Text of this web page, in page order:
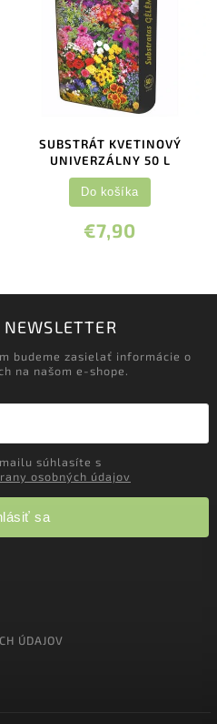
SUBSTRÁT KVETINOVÝ
UNIVERZÁLNY 50 L
€7,90
Do košíka
NEWSLETTER
budeme zasielať informácie o
na našom e-shope.
osobných údajov
sa
ÚDAJOV